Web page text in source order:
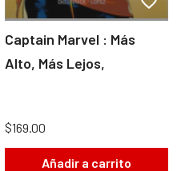
Captain Marvel : Más
Alto, Más Lejos,
$169.00
Añadir a carrito